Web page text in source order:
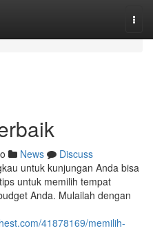
News
Discuss
untuk kunjungan Anda bisa
untuk memilih tempat
Anda. Mulailah dengan
41878169/memilih-